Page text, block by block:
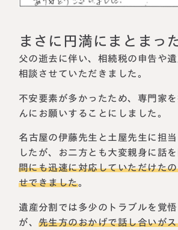
生前対策相談について
相続税試算について
料金表
選ばれる理由
よくある質問
お客様の声
私たちについて
まさに円満にまとまっ
父の逝去に伴い、相続税の申告や
相談させていただきました。
不安要素が多かったため、専門家
んにお願いすることにしました。
名古屋の伊藤先生と土屋先生に担
したが、お二方とも大変親身に話
問にも迅速に対応していただけた
せできました。
遺産分割では多少のトラブルを覚
が、先生方のおかげで話し合いが